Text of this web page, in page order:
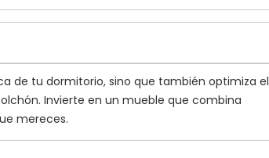
de tu dormitorio, sino que también optimiza el
Invierte en un mueble que combina
mereces.